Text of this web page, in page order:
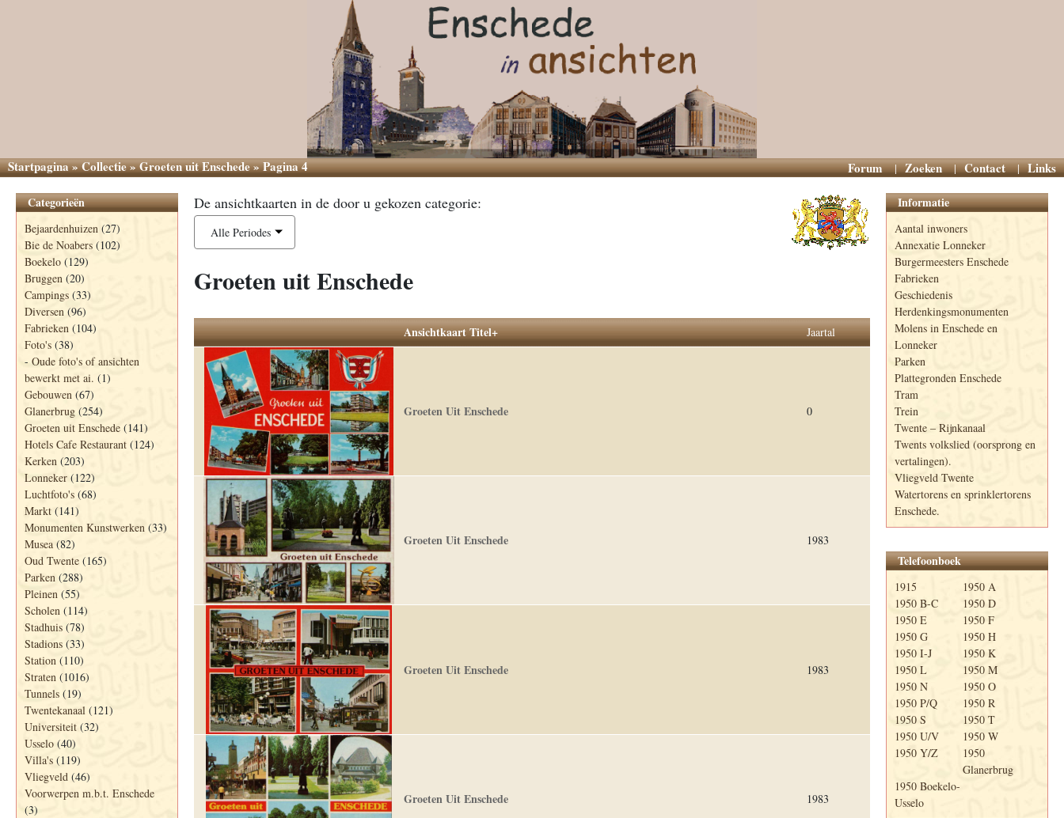
Startpagina»Collectie»Groeten uit Enschede»Pagina 4 Forum Zoeken Contact Links
Categorieën
Bejaardenhuizen (27)
Bie de Noabers (102)
Boekelo (129)
Bruggen (20)
Campings (33)
Diversen (96)
Fabrieken (104)
Foto's (38)
- Oude foto's of ansichten
bewerkt met ai. (1)
Gebouwen (67)
Glanerbrug (254)
Groeten uit Enschede (141)
Hotels Cafe Restaurant (124)
Kerken (203)
Lonneker (122)
Luchtfoto's (68)
Markt (141)
Monumenten Kunstwerken (33)
Musea (82)
Oud Twente (165)
Parken (288)
Pleinen (55)
Scholen (114)
Stadhuis (78)
Stadions (33)
Station (110)
Straten (1016)
Tunnels (19)
Twentekanaal (121)
Universiteit (32)
Usselo (40)
Villa's (119)
Vliegveld (46)
Voorwerpen m.b.t. Enschede
(3)
De ansichtkaarten in de door u gekozen categorie:
Alle Periodes
Groeten uit Enschede
Ansichtkaart Titel+ Jaartal
Groeten Uit Enschede 0
Groeten Uit Enschede 1983
Groeten Uit Enschede 1983
Groeten Uit Enschede 1983
Informatie
Aantal inwoners
Annexatie Lonneker
Burgermeesters Enschede
Fabrieken
Geschiedenis
Herdenkingsmonumenten
Molens in Enschede en
Lonneker
Parken
Plattegronden Enschede
Tram
Trein
Twente – Rijnkanaal
Twents volkslied (oorsprong en
vertalingen).
Vliegveld Twente
Watertorens en sprinklertorens
Enschede.
Telefoonboek
1915
1950 A
1950 B-C
1950 D
1950 E
1950 F
1950 G
1950 H
1950 I-J
1950 K
1950 L
1950 M
1950 N
1950 O
1950 P/Q
1950 R
1950 S
1950 T
1950 U/V
1950 W
1950 Y/Z
1950
Glanerbrug
1950 Boekelo-
Usselo